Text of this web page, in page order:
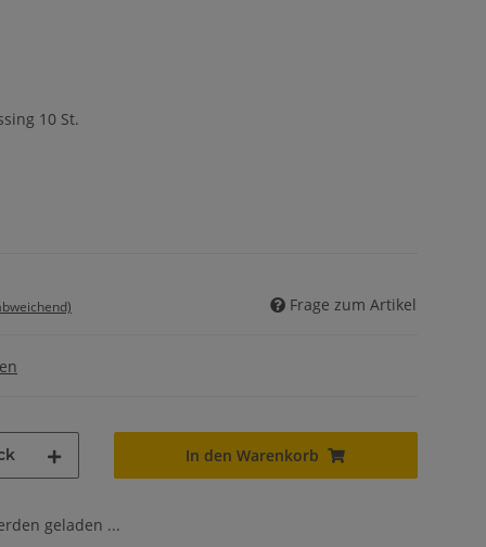
10 St.
Frage zum Artikel
In den Warenkorb
geladen ...